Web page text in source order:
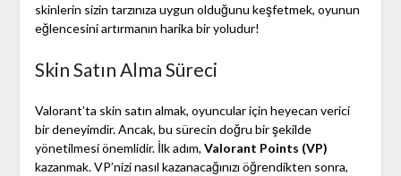
skinlerin sizin tarzınıza uygun olduğunu keşfetmek, oyunun
eğlencesini artırmanın harika bir yoludur!
Skin Satın Alma Süreci
Valorant’ta skin satın almak, oyuncular için heyecan verici
bir deneyimdir. Ancak, bu sürecin doğru bir şekilde
yönetilmesi önemlidir. İlk adım, Valorant Points (VP)
kazanmak. VP’nizi nasıl kazanacağınızı öğrendikten sonra,